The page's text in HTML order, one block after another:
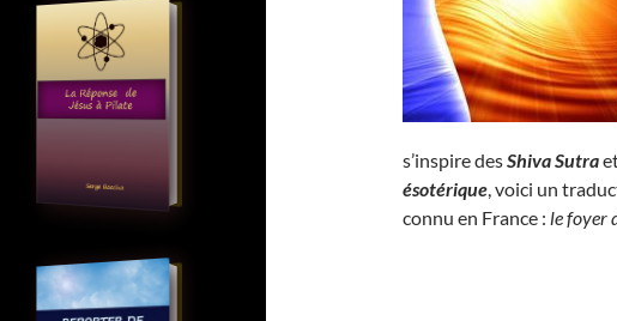
s’inspire desShiva Sutra
ésotérique, voici un
connu en France : le foyer